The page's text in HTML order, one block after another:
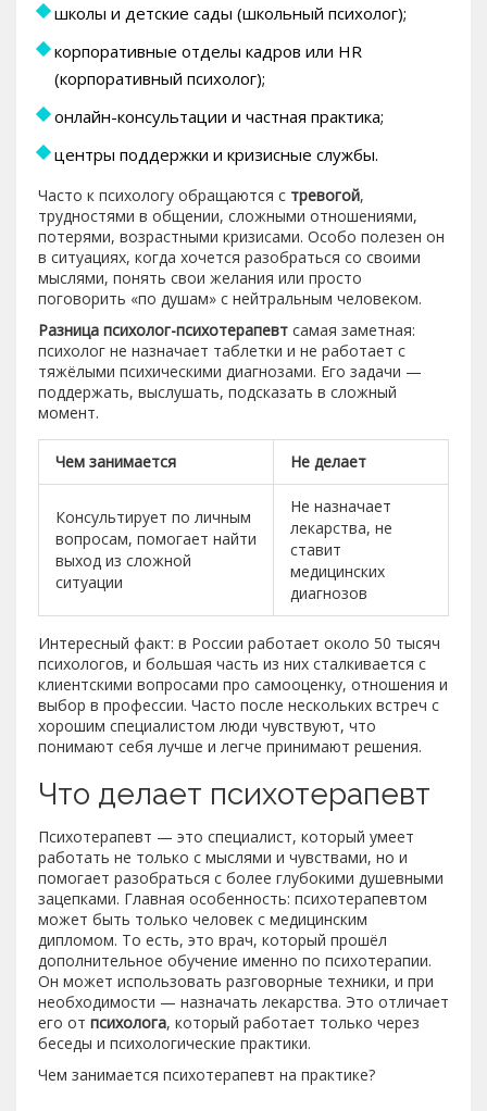
школы и детские сады (школьный психолог);
корпоративные отделы кадров или HR
(корпоративный психолог);
онлайн-консультации и частная практика;
центры поддержки и кризисные службы.
Часто к психологу обращаются с тревогой,
трудностями в общении, сложными отношениями,
потерями, возрастными кризисами. Особо полезен он
в ситуациях, когда хочется разобраться со своими
мыслями, понять свои желания или просто
поговорить «по душам» с нейтральным человеком.
Разница психолог-психотерапевт самая заметная:
психолог не назначает таблетки и не работает с
тяжёлыми психическими диагнозами. Его задачи —
поддержать, выслушать, подсказать в сложный
момент.
Чем занимается Не делает
Консультирует по личным
вопросам, помогает найти
выход из сложной
ситуации
Не назначает
лекарства, не
ставит
медицинских
диагнозов
Интересный факт: в России работает около 50 тысяч
психологов, и большая часть из них сталкивается с
клиентскими вопросами про самооценку, отношения и
выбор в профессии. Часто после нескольких встреч с
хорошим специалистом люди чувствуют, что
понимают себя лучше и легче принимают решения.
Что делает психотерапевт
Психотерапевт — это специалист, который умеет
работать не только с мыслями и чувствами, но и
помогает разобраться с более глубокими душевными
зацепками. Главная особенность: психотерапевтом
может быть только человек с медицинским
дипломом. То есть, это врач, который прошёл
дополнительное обучение именно по психотерапии.
Он может использовать разговорные техники, и при
необходимости — назначать лекарства. Это отличает
его от психолога, который работает только через
беседы и психологические практики.
Чем занимается психотерапевт на практике?